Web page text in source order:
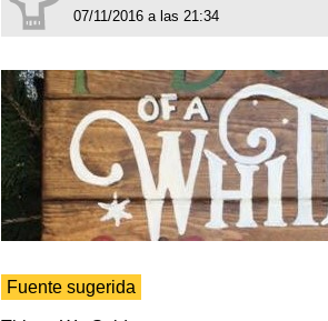
07/11/2016 a las 21:34
Fuente sugerida